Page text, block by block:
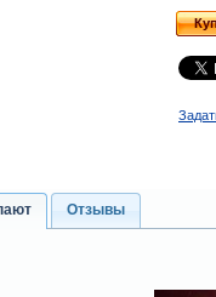
Отзывы